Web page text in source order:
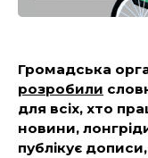
Громадська
розробили
для всіх, хто
новини,
публікує